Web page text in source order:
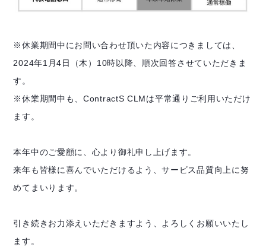
※休業期間中にお問い合わせ頂いた内容につきましては、
2024年1月4日（木）10時以降、順次回答させていただきま
す。
※休業期間中も、ContractS CLMは平常通りご利用いただけ
ます。
本年中のご愛顧に、心より御礼申し上げます。
来年も皆様に喜んでいただけるよう、サービス品質向上に努
めてまいります。
引き続きお力添えいただきますよう、よろしくお願いいたし
ます。